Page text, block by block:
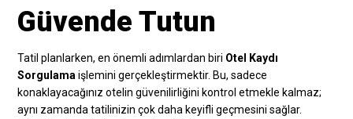
Güvende Tutun
Tatil planlarken, en önemli adımlardan biri Otel Kaydı
Sorgulama işlemini gerçekleştirmektir. Bu, sadece
konaklayacağınız otelin güvenilirliğini kontrol etmekle kalmaz;
aynı zamanda tatilinizin çok daha keyifli geçmesini sağlar.